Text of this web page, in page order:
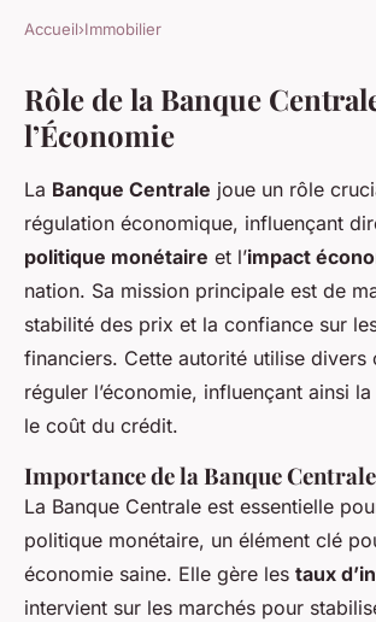
L'Influence Décisive
Banque Centrale sur
de Crédit Immobilier
Diego • 22 mars 2025 •5 min de lecture
Accueil›Immobilier
Rôle de la Banque
l’Économie
La Banque Centrale joue un rôle
régulation économique, influençant
politique monétaire et l’impact
nation. Sa mission principale est de
stabilité des prix et la confiance sur
financiers. Cette autorité utilise divers
réguler l’économie, influençant ainsi
le coût du crédit.
Importance de la Banque Centrale
La Banque Centrale est essentielle
politique monétaire, un élément clé
économie saine. Elle gère les taux
intervient sur les marchés pour